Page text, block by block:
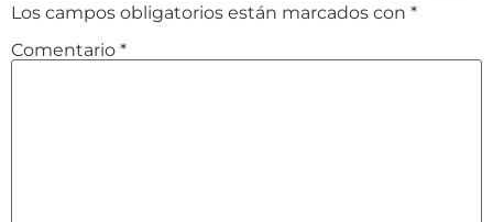
Los campos obligatorios están marcados con *
Comentario *